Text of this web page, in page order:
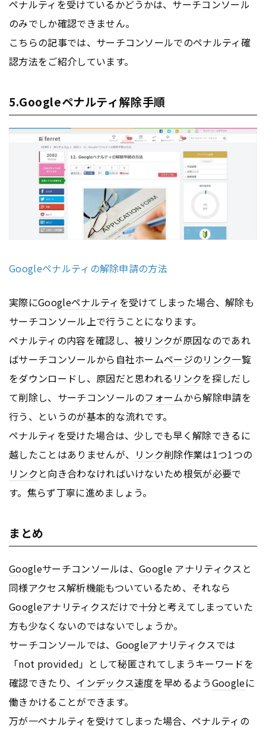
ペナルティを受けているかどうかは、サーチコンソール
のみでしか確認できません。
こちらの記事では、サーチコンソールでのペナルティ確
認方法をご紹介しています。
5.Googleペナルティ解除手順
Googleペナルティの解除申請の方法
実際にGoogleペナルティ を受けてしまった場合、解除も
サーチコンソール上で行うことになります。
ペナルティの内容を確認し、被リンクが原因なのであれ
ばサーチコンソールから自社ホームページのリンク一覧
をダウンロードし、原因だと思われる リンクを探しだし
て削除し、サーチコンソールのフォームから解除申請を
行う、というのが基本的な流れです。
ペナルティを受けた場合は、少しでも早く解除できるに
越したことはありませんが、 リンク削除作業は1つ1つの
リンク と向き合わなければいけないため根気が必要で
す。焦らず丁寧に進めましょう。
まとめ
Googleサーチコンソールは、Google アナリティクスと
同様アクセス解析機能もついているため、それなら
Googleアナリティクスだけで十分と考えてしまっていた
方も少なくないのではないでしょうか。
サーチコンソールでは、 Googleアナリティクスでは
「not provided」として秘匿されてしまうキーワードを
確認できたり、 インデックス速度を早めるようGoogleに
働きかけることができます。
万が一ペナルティを受けてしまった場合、ペナルティの